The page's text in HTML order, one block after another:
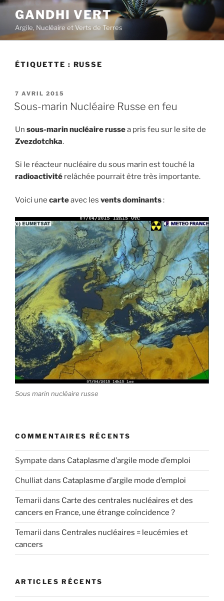
Aller
contenu
principal
GANDHI VERT
Argile, Nucléaire et Verts de Terres
ÉTIQUETTE : RUSSE
PUBLIÉ
LE
7 AVRIL 2015
Sous-marin Nucléaire Russe en feu
Un sous-marin nucléaire russea pris feu sur le site de
Zvezdotchka.
Si le réacteur nucléaire du sous marin est touché la
radioactivité relâchée pourrait être très importante.
Voici une carteavec les vents dominants:
Sous marin nucléaire russe
COMMENTAIRES RÉCENTS
Sympate dans Cataplasme d’argile mode d’emploi
Chulliatdans Cataplasme d’argile mode d’emploi
Temarii dans Carte des centrales nucléaires et des
cancers en France, une étrange coïncidence ?
Temarii dans Centrales nucléaires = leucémies et
cancers
ARTICLES RÉCENTS